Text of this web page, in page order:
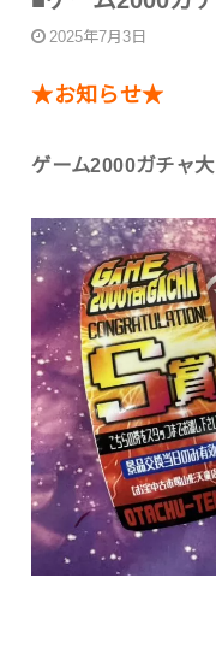
2025年7月3日
★お知らせ★
ゲーム2000ガチャ